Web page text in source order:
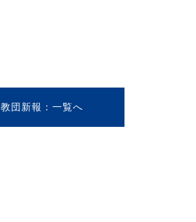
教団新報